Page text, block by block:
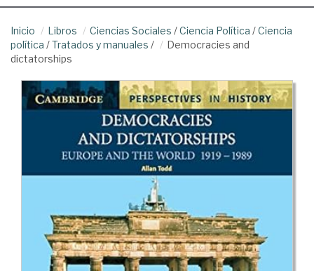
Inicio Libros Ciencias Sociales /Ciencia Política /Ciencia
política /Tratados y manuales /
Democracies and
dictatorships